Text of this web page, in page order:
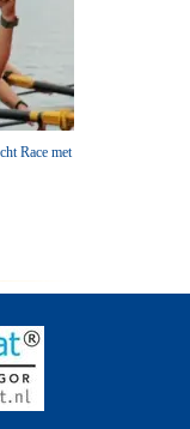
Race met